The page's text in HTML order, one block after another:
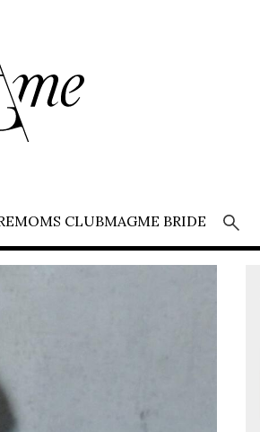
MOMS CLUBMAGME BRIDE